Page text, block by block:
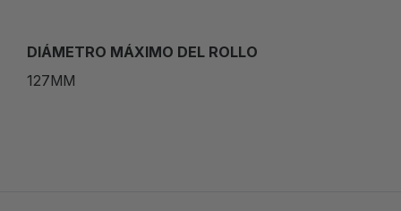
DIÁMETRO MÁXIMO DEL ROLLO
127MM